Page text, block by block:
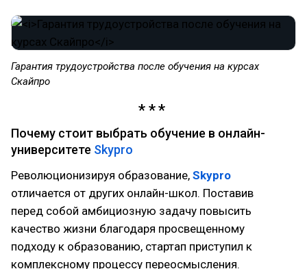
Гарантия трудоустройства после обучения на курсах
Скайпро
Почему стоит выбрать обучение в онлайн-
университете Skypro
Революционизируя образование, Skypro
отличается от других онлайн-школ. Поставив
перед собой амбициозную задачу повысить
качество жизни благодаря просвещенному
подходу к образованию, стартап приступил к
комплексному процессу переосмысления.